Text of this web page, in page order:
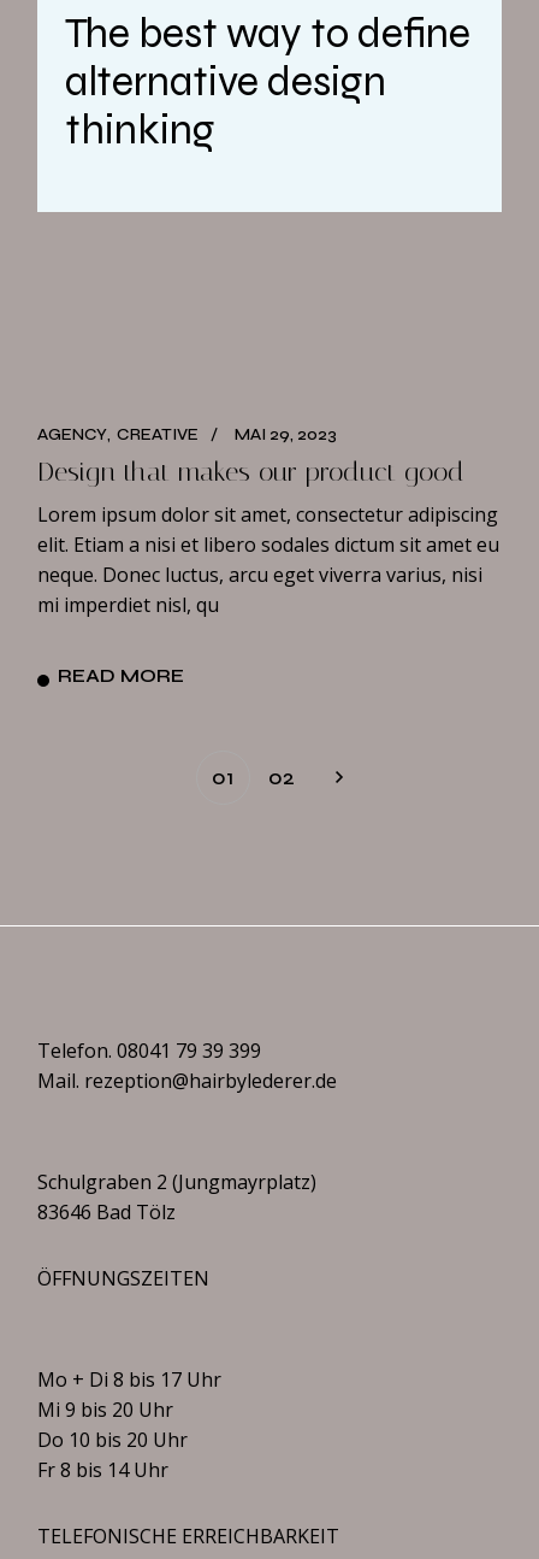
The best way to define
alternative design
thinking
AGENCY CREATIVE MAI 29, 2023
Design that makes our product good
Lorem ipsum dolor sit amet, consectetur adipiscing
elit. Etiam a nisi et libero sodales dictum sit amet eu
neque. Donec luctus, arcu eget viverra varius, nisi
mi imperdiet nisl, qu
READ MORE
Seitennummerierung
01 02
Telefon.08041 79 39 399
Mail. rezeption@hairbylederer.de
Schulgraben 2 (Jungmayrplatz)
83646 Bad Tölz
ÖFFNUNGSZEITEN
Mo + Di 8 bis 17 Uhr
Mi 9 bis 20 Uhr
Do 10 bis 20 Uhr
Fr 8 bis 14 Uhr
TELEFONISCHE ERREICHBARKEIT